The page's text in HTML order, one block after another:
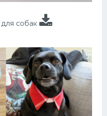
собак